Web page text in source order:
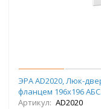
ЭРА AD2020, Люк-
фланцем 196х196
Артикул: AD2020